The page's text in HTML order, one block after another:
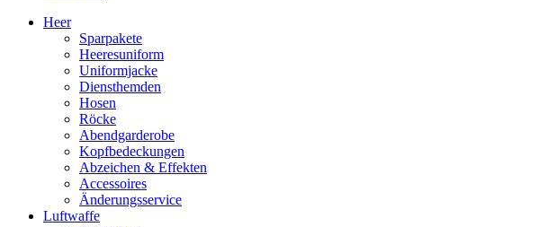
Heer
Sparpakete
Heeresuniform
Uniformjacke
Diensthemden
Hosen
Röcke
Abendgarderobe
Kopfbedeckungen
Abzeichen & Effekten
Accessoires
Änderungsservice
Luftwaffe